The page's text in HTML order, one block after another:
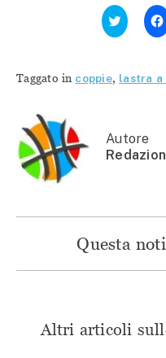
Fai
clic
qui
Twitter
(Si
finestra)
Taggato in coppie, lastra a
Autore
Questa
Altri articoli